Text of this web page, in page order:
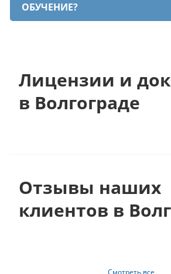
ОБУЧЕНИЕ?
Лицензии и
в Волгограде
Отзывы наших
клиентов в
Смотреть все